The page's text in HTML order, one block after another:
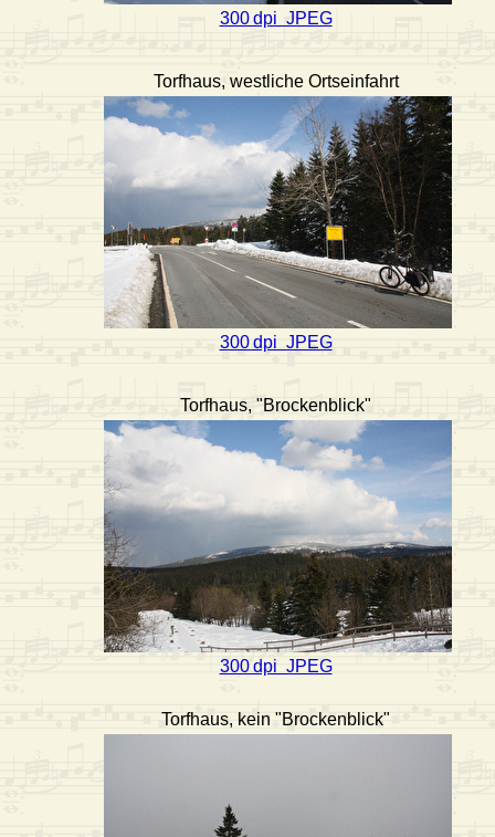
300 dpi JPEG
Torfhaus, westliche Ortseinfahrt
300 dpi JPEG
Torfhaus, "Brockenblick"
300 dpi JPEG
Torfhaus, kein "Brockenblick"